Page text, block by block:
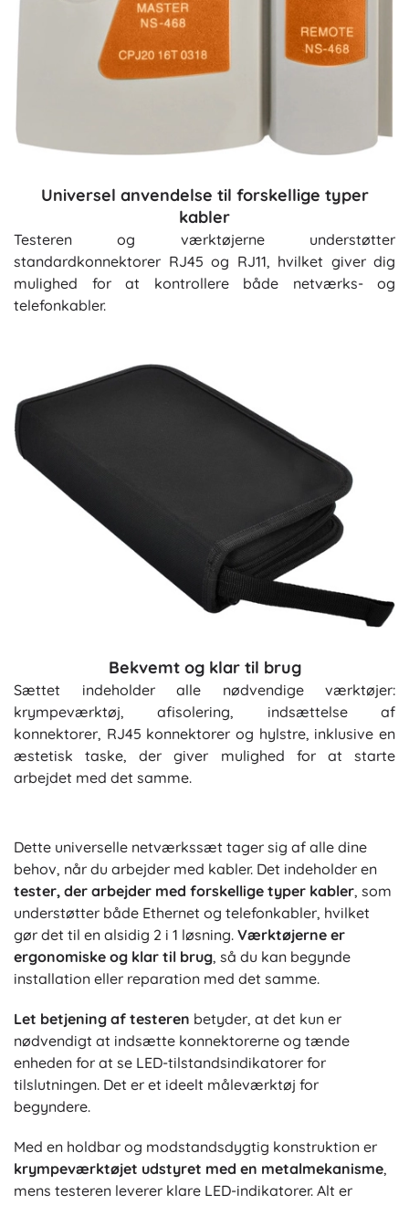
Universel anvendelse til forskellige typer
kabler
Testeren og værktøjerne understøtter
standardkonnektorer RJ45 og RJ11, hvilket giver dig
mulighed for at kontrollere både netværks- og
telefonkabler.
Bekvemt og klar til brug
Sættet indeholder alle nødvendige værktøjer:
krympeværktøj, afisolering, indsættelse af
konnektorer, RJ45 konnektorer og hylstre, inklusive en
æstetisk taske, der giver mulighed for at starte
arbejdet med det samme.
Dette universelle netværkssæt tager sig af alle dine
behov, når du arbejder med kabler. Det indeholder en
tester, der arbejder med forskellige typer kabler, som
understøtter både Ethernet og telefonkabler, hvilket
gør det til en alsidig 2 i 1 løsning. Værktøjerne er
ergonomiske og klar til brug, så du kan begynde
installation eller reparation med det samme.
Let betjening af testeren betyder, at det kun er
nødvendigt at indsætte konnektorerne og tænde
enheden for at se LED-tilstandsindikatorer for
tilslutningen. Det er et ideelt måleværktøj for
begyndere.
Med en holdbar og modstandsdygtig konstruktion er
krympeværktøjet udstyret med en metalmekanisme,
mens testeren leverer klare LED-indikatorer. Alt er